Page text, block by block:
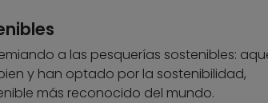
a las pesquerías sostenibles:
y han optado por la sostenibilidad,
más reconocido del mundo.